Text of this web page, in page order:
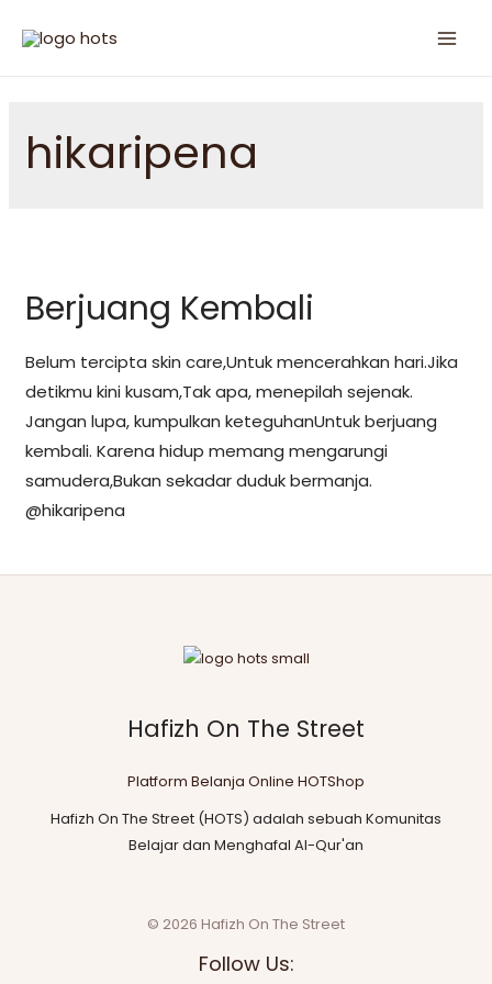
hikaripena
Berjuang Kembali
Belum tercipta skin care,Untuk mencerahkan hari.Jika
detikmu kini kusam,Tak apa, menepilah sejenak.
Jangan lupa, kumpulkan keteguhanUntuk berjuang
kembali. Karena hidup memang mengarungi
samudera,Bukan sekadar duduk bermanja.
@hikaripena
Hafizh On The Street
Platform Belanja Online HOTShop
Hafizh On The Street (HOTS) adalah sebuah Komunitas
Belajar dan Menghafal Al-Qur'an
© 2026 Hafizh On The Street
Follow Us: